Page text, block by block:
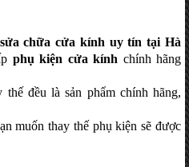
sửa chữa cửa kính uy tín tại Hà
phụ kiện cửa kính chính hãng
đều là sản phẩm chính hãng,
muốn thay thế phụ kiện sẽ được